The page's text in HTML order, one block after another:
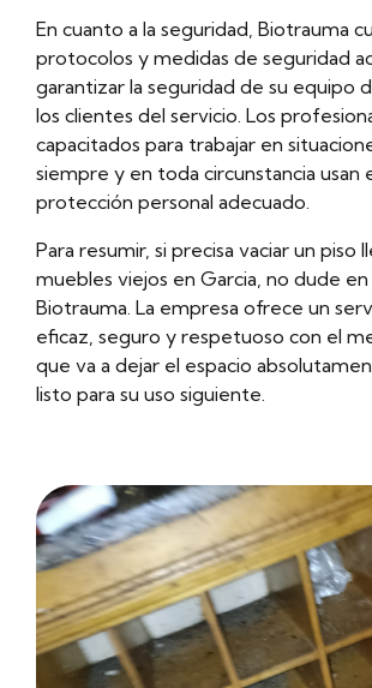
En cuanto a la seguridad, Biotrauma
protocolos y medidas de seguridad
garantizar la seguridad de su equipo
los clientes del servicio. Los
capacitados para trabajar en
siempre y en toda circunstancia usan
protección personal adecuado.
Para resumir, si precisa vaciar un piso
muebles viejos en Garcia, no dude
Biotrauma. La empresa ofrece un
eficaz, seguro y respetuoso con el
que va a dejar el espacio
listo para su uso siguiente.